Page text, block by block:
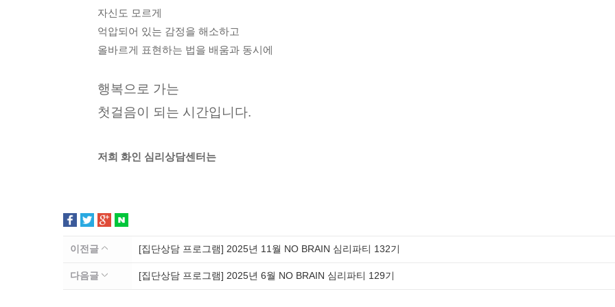
자신도 모르게
억압되어 있는 감정을 해소하고
올바르게 표현하는 법을 배움과 동시에
행복으로 가는
첫걸음이 되는 시간입니다.
저희 화인 심리상담센터는
이전글 [집단상담 프로그램] 2025년 11월 NO BRAIN 심리파티 132기
다음글 [집단상담 프로그램] 2025년 6월 NO BRAIN 심리파티 129기